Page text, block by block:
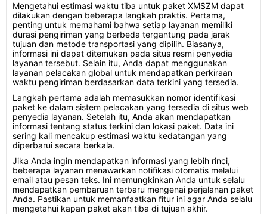
Mengetahui estimasi waktu tiba untuk paket XMSZM dapat
dilakukan dengan beberapa langkah praktis. Pertama,
penting untuk memahami bahwa setiap layanan memiliki
durasi pengiriman yang berbeda tergantung pada jarak
tujuan dan metode transportasi yang dipilih. Biasanya,
informasi ini dapat ditemukan pada situs resmi penyedia
layanan tersebut. Selain itu, Anda dapat menggunakan
layanan pelacakan global untuk mendapatkan perkiraan
waktu pengiriman berdasarkan data terkini yang tersedia.
Langkah pertama adalah memasukkan nomor identifikasi
paket ke dalam sistem pelacakan yang tersedia di situs web
penyedia layanan. Setelah itu, Anda akan mendapatkan
informasi tentang status terkini dan lokasi paket. Data ini
sering kali mencakup estimasi waktu kedatangan yang
diperbarui secara berkala.
Jika Anda ingin mendapatkan informasi yang lebih rinci,
beberapa layanan menawarkan notifikasi otomatis melalui
email atau pesan teks. Ini memungkinkan Anda untuk selalu
mendapatkan pembaruan terbaru mengenai perjalanan paket
Anda. Pastikan untuk memanfaatkan fitur ini agar Anda selalu
mengetahui kapan paket akan tiba di tujuan akhir.